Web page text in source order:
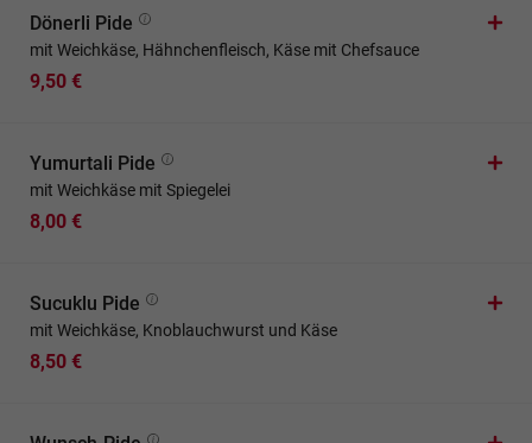
Dönerli Pide
mit Weichkäse, Hähnchenfleisch, Käse mit Chefsauce
9,50 €
Yumurtali Pide
mit Weichkäse mit Spiegelei
8,00 €
Sucuklu Pide
mit Weichkäse, Knoblauchwurst und Käse
8,50 €